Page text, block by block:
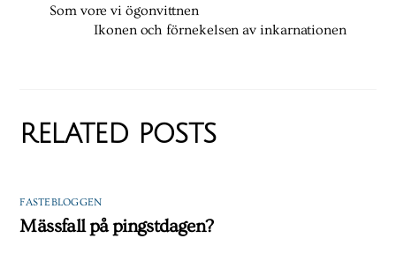
Som vore vi ögonvittnen
Ikonen och förnekelsen av inkarnationen
RELATED POSTS
FASTEBLOGGEN
Mässfall på pingstdagen?